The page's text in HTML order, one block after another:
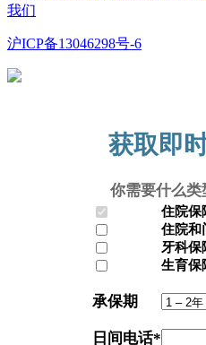
我们
沪ICP备13046298号-6
获取即
你需要什么类
住院保
住院和
牙科保
生育保
承保期
日间电话*